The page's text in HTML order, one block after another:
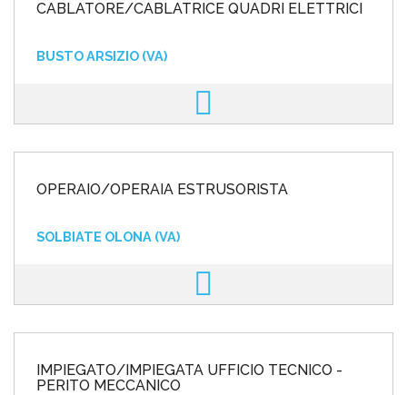
CABLATORE/CABLATRICE QUADRI ELETTRICI
BUSTO ARSIZIO (VA)
OPERAIO/OPERAIA ESTRUSORISTA
SOLBIATE OLONA (VA)
IMPIEGATO/IMPIEGATA UFFICIO TECNICO -
PERITO MECCANICO